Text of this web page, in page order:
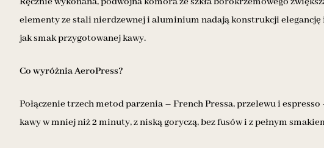
elementy ze stali nierdzewnej i aluminium nadają konstrukcji elegancję
jak smak przygotowanej kawy.
Co wyróżnia AeroPress?
Połączenie trzech metod parzenia – French Pressa, przelewu i
kawy w mniej niż 2 minuty, z niską goryczą, bez fusów i z pełnym